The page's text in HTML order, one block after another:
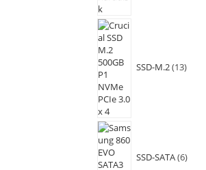
SSD-M.2 13
SSD-SATA 6